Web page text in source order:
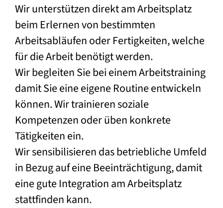
Wir unterstützen direkt am Arbeitsplatz
beim Erlernen von bestimmten
Arbeitsabläufen oder Fertigkeiten, welche
für die Arbeit benötigt werden.
Wir begleiten Sie bei einem Arbeitstraining
damit Sie eine eigene Routine entwickeln
können. Wir trainieren soziale
Kompetenzen oder üben konkrete
Tätigkeiten ein.
Wir sensibilisieren das betriebliche Umfeld
in Bezug auf eine Beeinträchtigung, damit
eine gute Integration am Arbeitsplatz
stattfinden kann.